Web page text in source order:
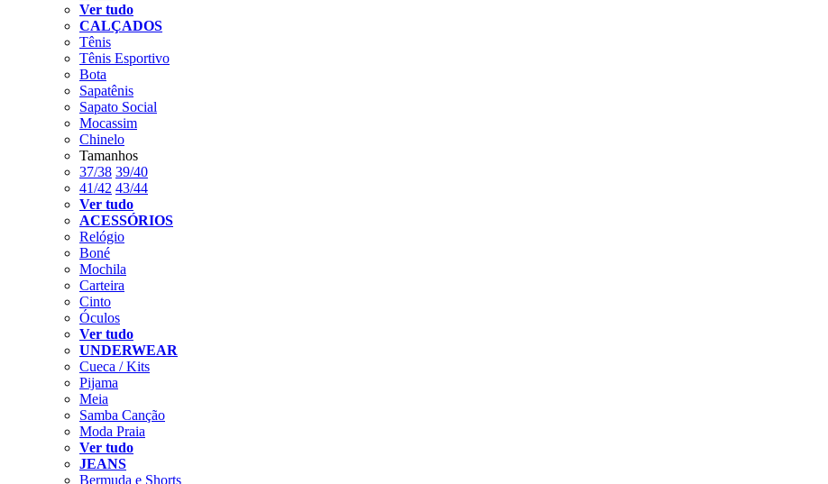
Ver tudo
CALÇADOS
Tênis
Tênis Esportivo
Bota
Sapatênis
Sapato Social
Mocassim
Chinelo
Tamanhos
37/38 39/40
41/42 43/44
Ver tudo
ACESSÓRIOS
Relógio
Boné
Mochila
Carteira
Cinto
Óculos
Ver tudo
UNDERWEAR
Cueca / Kits
Pijama
Meia
Samba Canção
Moda Praia
Ver tudo
JEANS
Bermuda e Shorts